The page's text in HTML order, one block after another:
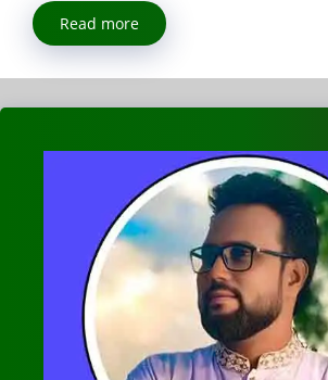
Read more